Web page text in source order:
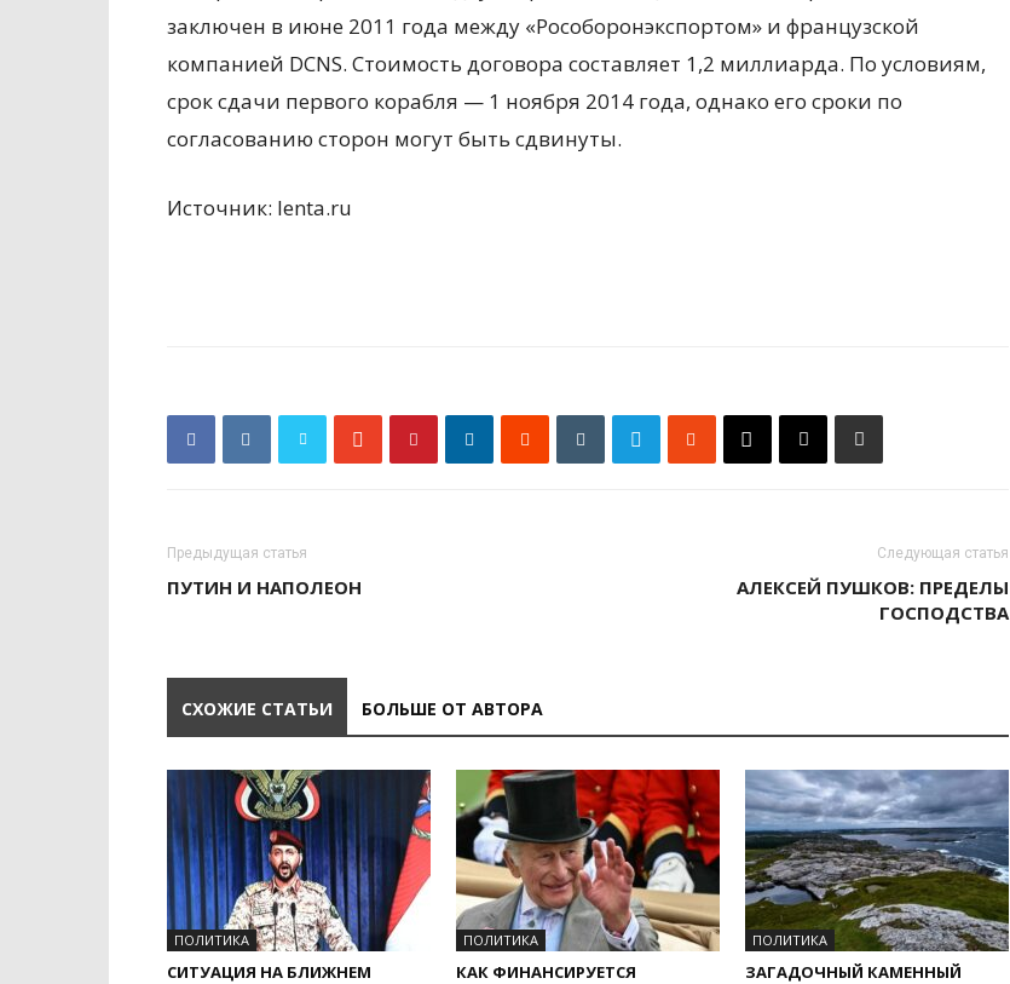
заключен в июне 2011 года между «Рособоронэкспортом» и французской
компанией DCNS. Стоимость договора составляет 1,2 миллиарда. По условиям,
срок сдачи первого корабля — 1 ноября 2014 года, однако его сроки по
согласованию сторон могут быть сдвинуты.
Источник: lenta.ru
Предыдущая статья
ПУТИН И НАПОЛЕОН
Следующая статья
АЛЕКСЕЙ ПУШКОВ: ПРЕДЕЛЫ
ГОСПОДСТВА
СХОЖИЕ СТАТЬИ БОЛЬШЕ ОТ АВТОРА
ПОЛИТИКА
СИТУАЦИЯ НА БЛИЖНЕМ
ПОЛИТИКА
КАК ФИНАНСИРУЕТСЯ
ПОЛИТИКА
ЗАГАДОЧНЫЙ КАМЕННЫЙ